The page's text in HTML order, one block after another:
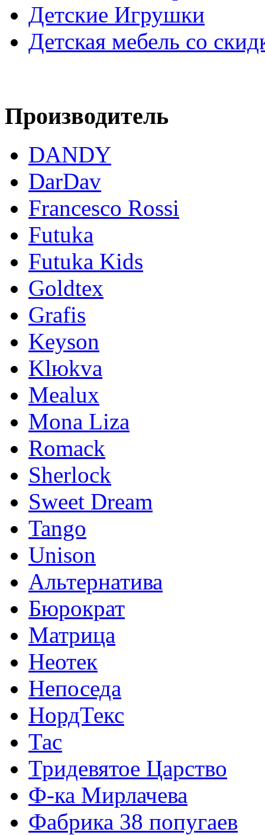
Детские Игрушки
Детская мебель со
Производитель
DANDY
DarDav
Francesco Rossi
Futuka
Futuka Kids
Goldtex
Grafis
Keyson
Klюkva
Mealux
Mona Liza
Romack
Sherlock
Sweet Dream
Tango
Unison
Альтернатива
Бюрократ
Матрица
Неотек
Непоседа
НордТекс
Тас
Тридевятое Царство
Ф-ка Мирлачева
Фабрика 38 попугаев